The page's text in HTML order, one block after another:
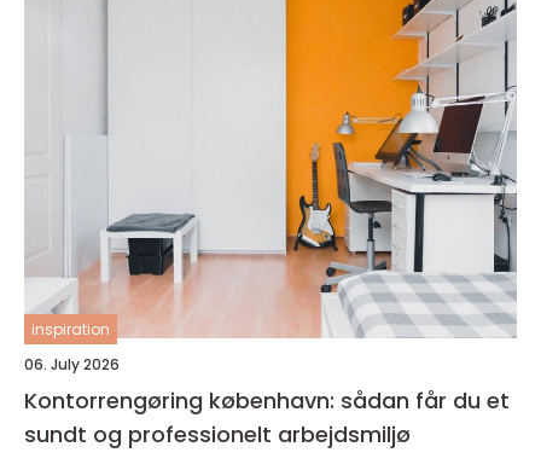
inspiration
06. July 2026
Kontorrengøring københavn: sådan får du et
sundt og professionelt arbejdsmiljø